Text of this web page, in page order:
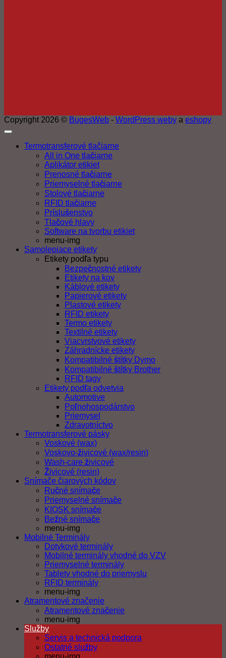
Copyright 2026 © BugesWeb - WordPress weby a eshopy
Termotransferové tlačiarne
All in One tlačiarne
Aplikátor etikiet
Prenosné tlačiarne
Priemyselné tlačiarne
Stolové tlačiarne
RFID tlačiarne
Príslušenstvo
Tlačové hlavy
Software na tvorbu etikiet
menu-img
Samolepiace etikety
Etikety podľa typu
Bezpečnostné etikety
Etikety na kov
Káblové etikety
Papierové etikety
Plastové etikety
RFID etikety
Termo etikety
Textilné etikety
Viacvrstvové etikety
Záhradnícke etikety
Kompatibilné štítky Dymo
Kompatibilné štítky Brother
RFID tagy
Etikety podľa odvetvia
Automotive
Poľnohospodárstvo
Priemysel
Zdravotníctvo
Termotransferové pásky
Voskové (wax)
Voskovo-živicové (wax/resin)
Wash-care živicové
Živicové (resin)
Snímače čiarových kódov
Ručné snímače
Priemyselné snímače
KIOSK snímače
Bežné snímače
menu-img
Mobilné Terminály
Dotykové terminály
Mobilné terminály vhodné do VZV
Priemyselné terminály
Tablety vhodné do priemyslu
RFID terminály
menu-img
Atramentové značenie
Atramentové značenie
menu-img
Služby
Servis a technická podpora
Ostatné služby
menu-img